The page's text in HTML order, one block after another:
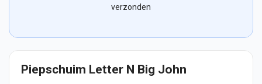
verzonden
Piepschuim Letter N Big John